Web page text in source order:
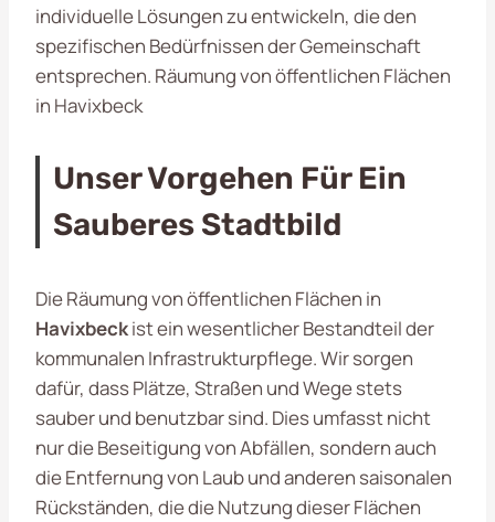
individuelle Lösungen zu entwickeln, die den
spezifischen Bedürfnissen der Gemeinschaft
entsprechen. Räumung von öffentlichen Flächen
in Havixbeck
Unser Vorgehen Für Ein
Sauberes Stadtbild
Die Räumung von öffentlichen Flächen in
Havixbeckist ein wesentlicher Bestandteil der
kommunalen Infrastrukturpflege. Wir sorgen
dafür, dass Plätze, Straßen und Wege stets
sauber und benutzbar sind. Dies umfasst nicht
nur die Beseitigung von Abfällen, sondern auch
die Entfernung von Laub und anderen saisonalen
Rückständen, die die Nutzung dieser Flächen